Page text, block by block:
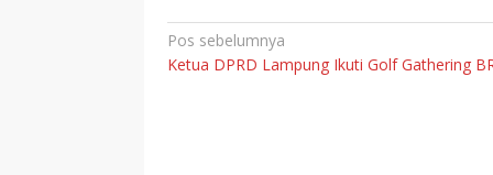
Navigasi
pos
Pos sebelumnya
Ketua DPRD Lampung Ikuti Golf Gathering